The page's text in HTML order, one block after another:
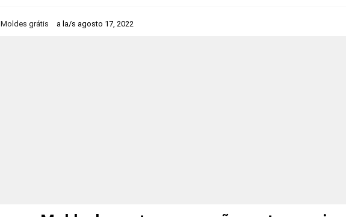
Moldes grátis a la/s agosto 17, 2022